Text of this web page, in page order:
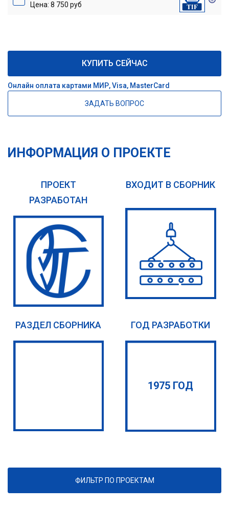
Цена: 8 750 руб
КУПИТЬ СЕЙЧАС
Онлайн оплата картами МИР, Visa, MasterCard
ЗАДАТЬ ВОПРОС
ИНФОРМАЦИЯ О ПРОЕКТЕ
ПРОЕКТ
РАЗРАБОТАН
ВХОДИТ В СБОРНИК
РАЗДЕЛ СБОРНИКА ГОД РАЗРАБОТКИ
1975 ГОД
ФИЛЬТР ПО ПРОЕКТАМ